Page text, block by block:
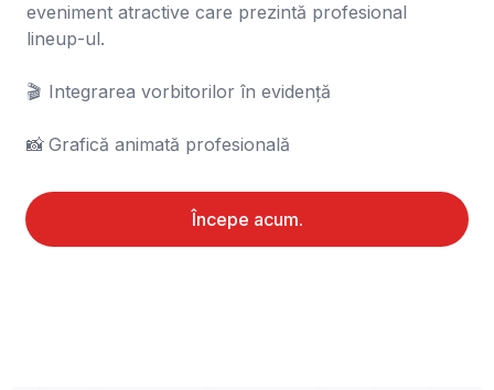
eveniment atractive care prezintă profesional
lineup-ul.
🎬	Integrarea vorbitorilor în evidență
📸	Grafică animată profesională
Începe acum.